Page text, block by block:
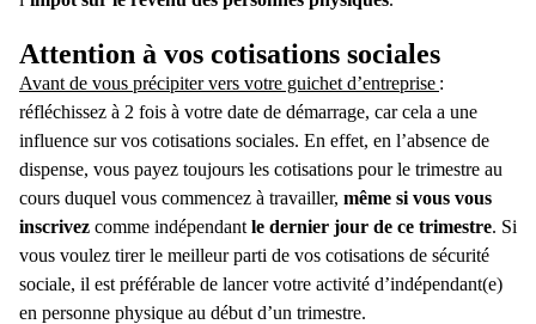
Attention à vos cotisations sociales
Avant de vous précipiter vers votre guichet d’entreprise :
réfléchissez à 2 fois à votre date de démarrage, car cela a une
influence sur vos cotisations sociales. En effet, en l’absence de
dispense, vous payez toujours les cotisations pour le trimestre au
cours duquel vous commencez à travailler, même si vous vous
inscrivez comme indépendant le dernier jour de ce trimestre. Si
vous voulez tirer le meilleur parti de vos cotisations de sécurité
sociale, il est préférable de lancer votre activité d’indépendant(e)
en personne physique au début d’un trimestre.